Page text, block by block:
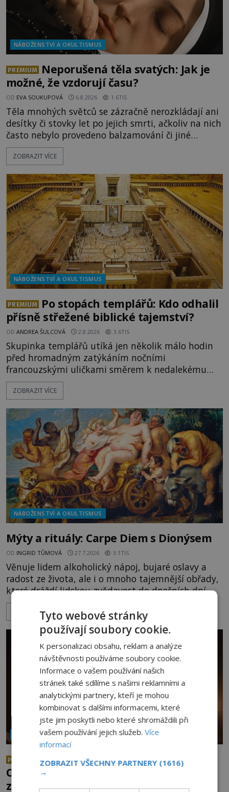
NÁBOŽENSTVÍ A OKULTISMUS
PREMIUM
Neporušená těla svatých: Jak je
možné, že vzdorují času?
OD EVA SOUKUPOVÁ 6.8.2026 1.6TIS
Těla mnohých světců se zázračně nerozkládají ani
desítky či stovky let po jejich smrti, ačkoliv na nich
často nebylo provedeno balzamování či jiné
pokusy o konzervaci. Neporušené ostatky bývají
považovány za důkaz svatosti zemřelých. Jaké
osobností ochraňují? Na hřbitově u kláštera
Milosrdných
ZOBRAZIT VÍCE
NÁBOŽENSTVÍ A OKULTISMUS
PREMIUM
Po stopách templářů: Kdo odhalil
přísně střežené biblické tajemství?
OD ANDREA ŠULCOVÁ 2.8.2026 3.6TIS
Skupinka templářů utíká jen několik málo hodin
před hromadným zatýkáním nočními
francouzskými uličkami směrem k nedalekému
přístavu. Jeden z nich má přes ramena ranec s
tajemným obsahem. Kapitán lodi už na ně čeká.
vyplouváme,“ sdělí jim. „Kam máme namířeno,
kapitáne?“ zeptá se ho jeden z templářů. „Do Sk
ZOBRAZIT VÍCE
NÁBOŽENSTVÍ A OKULTISMUS
Mýty a rituály: Carpe Diem s Dionýsem
OD INGRID TŮMOVÁ 27.7.2026 3.1TIS
Věnuje lidem alkoholický nápoj, bujaré oslavy a
radost ze života, ale i o mnoho tajemnější obřady,
které dráždí lidskou zvědavost do dnešních dní. Co
doopravdy představuje bůh, jemuž Římané říkají
Bakchus? Mytologický příběh řeckého boha
Dionýsa není zrovna idylická pohádka. Bůh Zeus jej
zplodí se svou milenkou Semelou, což Diova žena
Héra nemůže nechat b
ZOBRAZIT VÍCE
NÁBOŽENSTVÍ A OKULTISMUS
PREMIUM
Abramelinova magická kniha:
Obsahuje mocná kabalistická
zaříkávadla?
Tyto webové stránky
používají soubory cookie.
K personalizaci obsahu, reklam a analýze
návštěvnosti používáme soubory cookie.
Informace o vašem používání našich
stránek také sdílíme s našimi reklamními a
analytickými partnery, kteří je mohou
kombinovat s dalšími informacemi, které
jste jim poskytli nebo které shromáždili při
vašem používání jejich služeb.Více
informací
ZOBRAZIT VŠECHNY PARTNERY (1616)
→